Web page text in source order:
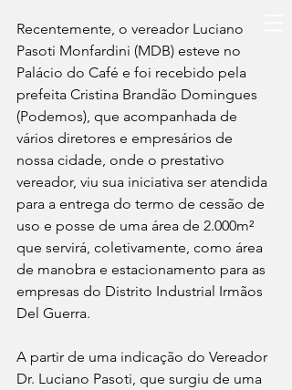
Recentemente, o vereador Luciano
Pasoti Monfardini (MDB) esteve no
Palácio do Café e foi recebido pela
prefeita Cristina Brandão Domingues
(Podemos), que acompanhada de
vários diretores e empresários de
nossa cidade, onde o prestativo
vereador, viu sua iniciativa ser atendida
para a entrega do termo de cessão de
uso e posse de uma área de 2.000m²
que servirá, coletivamente, como área
de manobra e estacionamento para as
empresas do Distrito Industrial Irmãos
Del Guerra.
A partir de uma indicação do Vereador
Dr. Luciano Pasoti, que surgiu de uma